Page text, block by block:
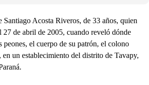
Santiago Acosta Riveros, de 33 años, quien
27 de abril de 2005, cuando reveló dónde
peones, el cuerpo de su patrón, el colono
un establecimiento del distrito de Tavapy,